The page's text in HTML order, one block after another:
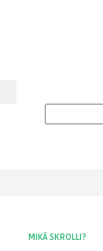
MIKÄ SKROLLI?